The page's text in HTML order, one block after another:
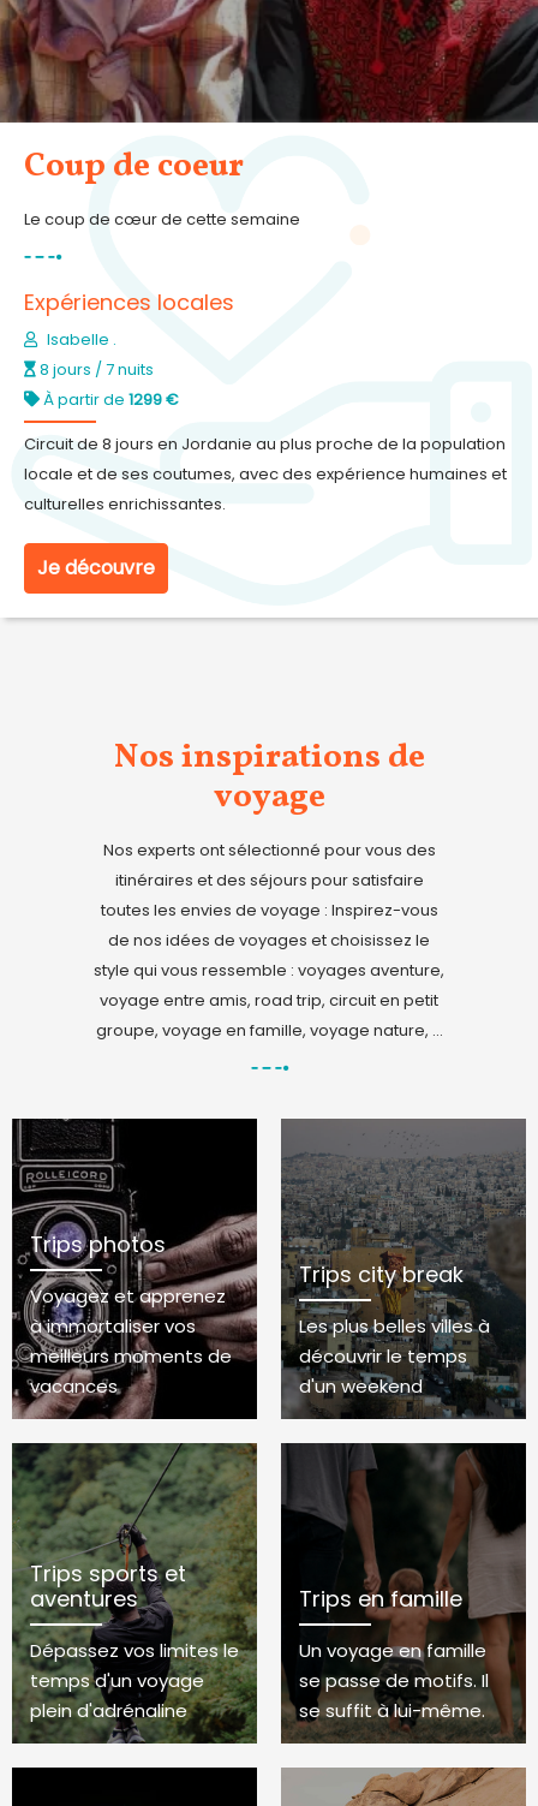
Coup de coeur
Le coup de cœur de cette semaine
Expériences locales
Isabelle .
8 jours / 7 nuits
À partir de 1299 €
Circuit de 8 jours en Jordanie au plus proche de la population
locale et de ses coutumes, avec des expérience humaines et
culturelles enrichissantes.
Je découvre
Nos inspirations de
voyage
Nos experts ont sélectionné pour vous des
itinéraires et des séjours pour satisfaire
toutes les envies de voyage : Inspirez-vous
de nos idées de voyages et choisissez le
style qui vous ressemble : voyages aventure,
voyage entre amis, road trip, circuit en petit
groupe, voyage en famille, voyage nature, ...
Trips photos
Voyagez et apprenez
à immortaliser vos
meilleurs moments de
vacances
Trips city break
Les plus belles villes à
découvrir le temps
d'un weekend
Trips sports et
aventures
Dépassez vos limites le
temps d'un voyage
plein d'adrénaline
Trips en famille
Un voyage en famille
se passe de motifs. Il
se suffit à lui-même.